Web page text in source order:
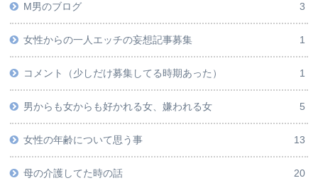
M男のブログ 3
女性からの一人エッチの妄想記事募集 1
コメント（少しだけ募集してる時期あった） 1
男からも女からも好かれる女、嫌われる女 5
女性の年齢について思う事 13
母の介護してた時の話 20